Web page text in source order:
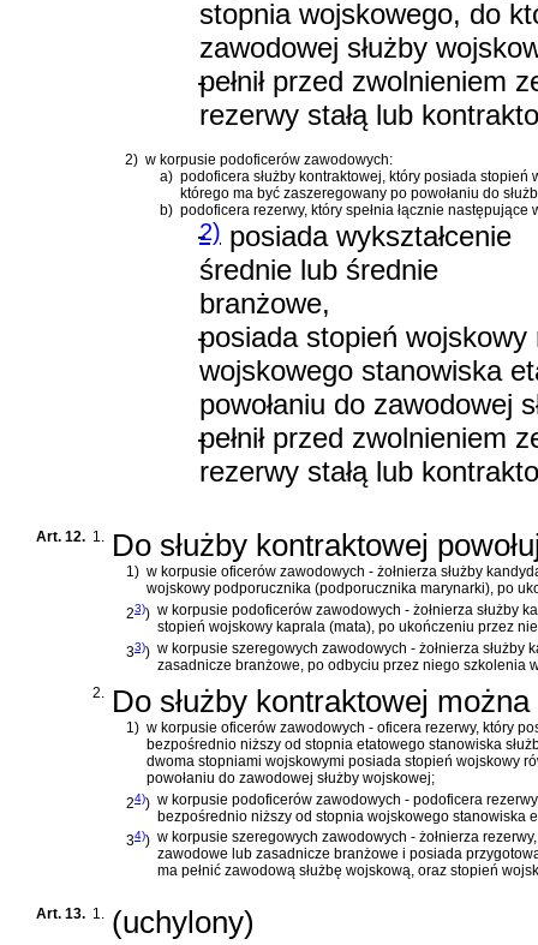
stopnia wojskowego, do
zawodowej służby
-
pełnił przed zwolnieniem
rezerwy stałą lub
2) w korpusie podoficerów zawodowych:
a) podoficera służby kontraktowej, który posiada
którego ma być zaszeregowany po powołaniu do
b) podoficera rezerwy, który spełnia łącznie następujące
-
2) posiada wykształcenie
średnie lub średnie
branżowe,
-
posiada stopień
wojskowego stanowiska
powołaniu do zawodowej
-
pełnił przed zwolnieniem
rezerwy stałą lub
Art. 12. 1. Do służby kontraktowej
1) w korpusie oficerów zawodowych - żołnierza służby
wojskowy podporucznika (podporucznika marynarki), po
23)) w korpusie podoficerów zawodowych - żołnierza służby
stopień wojskowy kaprala (mata), po ukończeniu przez
33)) w korpusie szeregowych zawodowych - żołnierza
zasadnicze branżowe, po odbyciu przez niego szkolenia
2. Do służby kontraktowej można
1) w korpusie oficerów zawodowych - oficera rezerwy, który
bezpośrednio niższy od stopnia etatowego stanowiska
dwoma stopniami wojskowymi posiada stopień wojskowy
powołaniu do zawodowej służby wojskowej;
24)) w korpusie podoficerów zawodowych - podoficera
bezpośrednio niższy od stopnia wojskowego stanowiska
34)) w korpusie szeregowych zawodowych - żołnierza
zawodowe lub zasadnicze branżowe i posiada
ma pełnić zawodową służbę wojskową, oraz stopień
Art. 13. 1. (uchylony)